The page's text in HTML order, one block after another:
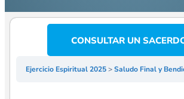
CONSULTAR UN
Ejercicio Espiritual 2025 Saludo Final y Bendición –